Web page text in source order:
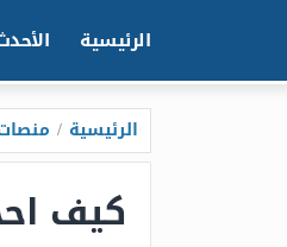
الرئيسية
الرئيسية /
كيف